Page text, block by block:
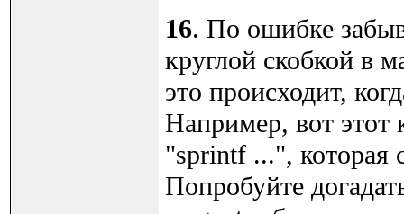
16. По ошибке
круглой скобкой в
это происходит,
Например, вот этот
"sprintf ...", которая
Попробуйте